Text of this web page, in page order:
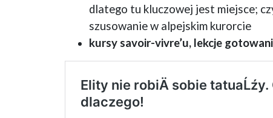
dlatego tu kluczowej jest miejsce;
szusowanie w alpejskim kurorcie
kursy savoir-vivre’u, lekcje